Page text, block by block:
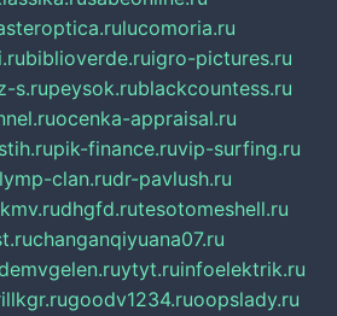
lucomoria.ru
biblioverde.ruigro-pictures.ru
s.rupeysok.rublackcountess.ru
ocenka-appraisal.ru
pik-finance.ruvip-surfing.ru
clan.rudr-pavlush.ru
dhgfd.rutesotomeshell.ru
changanqiyuana07.ru
ytyt.ruinfoelektrik.ru
goodv1234.ruoopslady.ru